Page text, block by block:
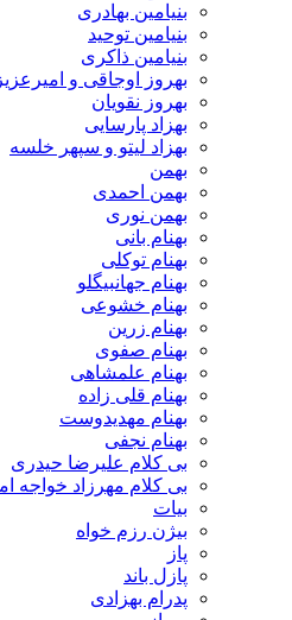
بنیامین بهادری
بنیامین توحید
بنیامین ذاکری
بهروز اوجاقی و امیرعزیز میرزاده
بهروز نقویان
بهزاد پارسایی
بهزاد لیتو و سپهر خلسه
بهمن احمدی
بهمن نوری
بهنام بانی
بهنام توکلی
بهنام جهانبیگلو
بهنام خشوعی
بهنام زرین
بهنام صفوی
بهنام علمشاهی
بهنام قلی زاده
بهنام مهدیدوست
بهنام نجفی
بی کلام علیرضا حیدری
بی کلام مهرزاد خواجه امیری
بیژن رزم خواه
پازل باند
پدرام بهزادی